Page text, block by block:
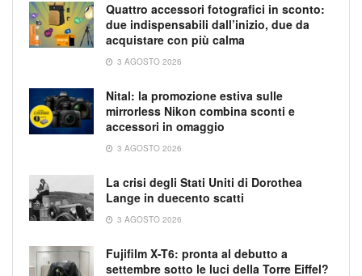
Quattro accessori fotografici in sconto:
due indispensabili dall’inizio, due da
acquistare con più calma
3 AGOSTO 2026
Nital: la promozione estiva sulle
mirrorless Nikon combina sconti e
accessori in omaggio
3 AGOSTO 2026
La crisi degli Stati Uniti di Dorothea
Lange in duecento scatti
3 AGOSTO 2026
Fujifilm X-T6: pronta al debutto a
settembre sotto le luci della Torre Eiffel?